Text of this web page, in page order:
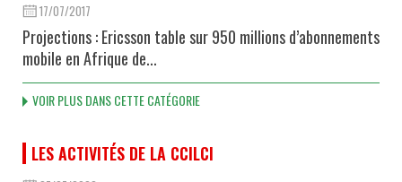
17/07/2017
Projections : Ericsson table sur 950 millions d’abonnements
mobile en Afrique de...
VOIR PLUS DANS CETTE CATÉGORIE
LES ACTIVITÉS DE LA CCILCI